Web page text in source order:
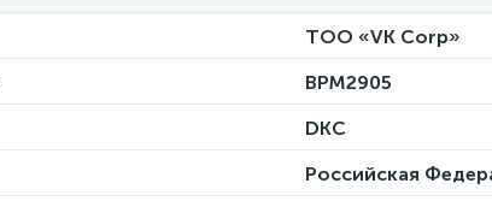
ТОО «VK Corp»
BPM2905
DKC
Российская